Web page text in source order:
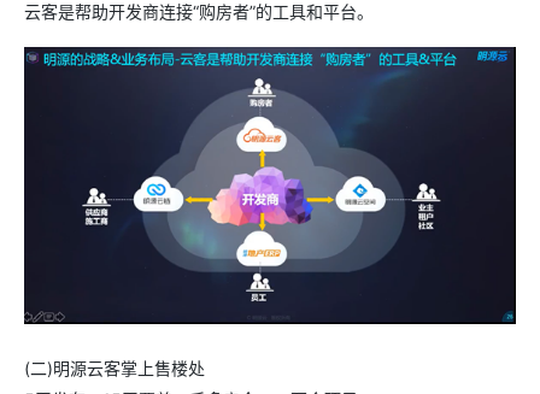
云客是帮助开发商连接“购房者”的工具和平台。
(二)明源云客掌上售楼处